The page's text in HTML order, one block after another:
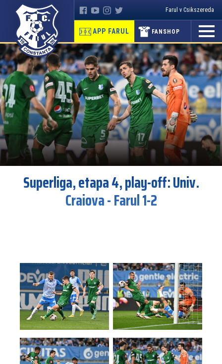
Farul v Csikszereda
APP FARUL FANSHOP
Superliga, etapa 4, play-off: Univ.
Craiova - Farul 1-2